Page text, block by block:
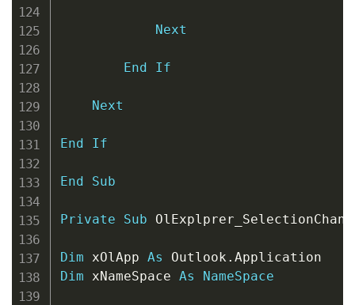
Next
End If
Next
End If
End Sub
Private Sub
Dim xOlApp As Outlook .
Dim xNameSpace As NameSpace